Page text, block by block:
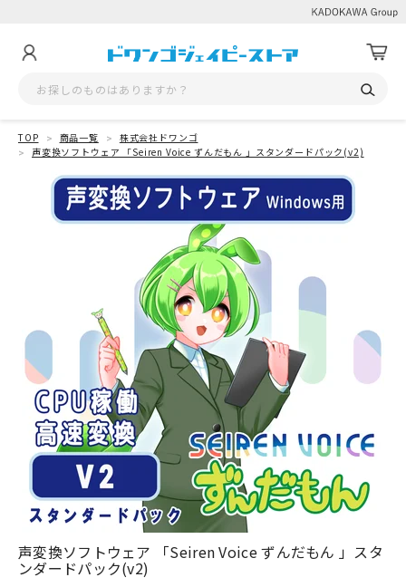
TOP 商品一覧
株式会社ドワンゴ
声変換ソフトウェア 「Seiren Voice ずんだもん 」スタンダードパック(v2)
声変換ソフトウェア 「Seiren Voice ずんだもん 」スタ
ンダードパック(v2)